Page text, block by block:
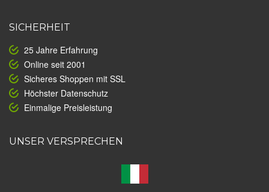
SICHERHEIT
25 Jahre Erfahrung
Online seit 2001
Sicheres Shoppen mit SSL
Höchster Datenschutz
Einmalige Preisleistung
UNSER VERSPRECHEN